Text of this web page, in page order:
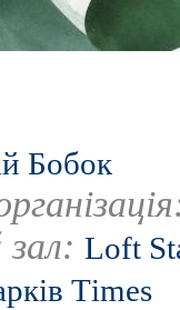
Бобок
Loft
Тimes